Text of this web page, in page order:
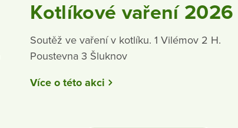
Kotlíkové vaření 2026
Soutěž ve vaření v kotlíku. 1 Vilémov 2 H.
Poustevna 3 Šluknov
Více o této akci